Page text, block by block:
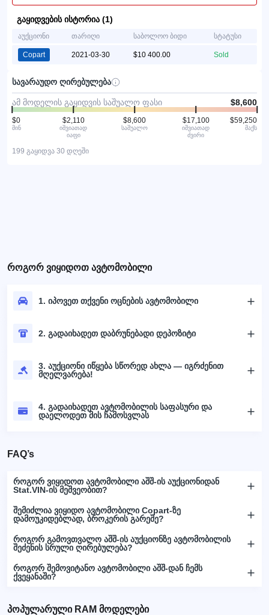
გაყიდვების ისტორია (1)
აუქციონი თარიღი საბოლოო ბიდი სტატუსი
Copart 2021-03-30 $10 400.00 Sold
სავარაუდო ღირებულება
ამ მოდელის გაყიდვის საშუალო ფასი $8,600
$0
მინ
$2,110
იშვიათად
იაფი
$8,600
საშუალო
$17,100
იშვიათად
ძვირი
$59,250
მაქს
199 გაყიდვა 30 დღეში
როგორ ვიყიდოთ ავტომობილი
1. იპოვეთ თქვენი ოცნების ავტომობილი
2. გადაიხადეთ დაბრუნებადი დეპოზიტი
3. აუქციონი იწყება სწორედ ახლა — იგრძენით
მღელვარება!
4. გადაიხადეთ ავტომობილის საფასური და
დაელოდეთ მის ჩამოსვლას
FAQ’s
როგორ ვიყიდოთ ავტომობილი აშშ-ის აუქციონიდან
Stat.VIN-ის მეშვეობით?
შემიძლია ვიყიდო ავტომობილი Copart-ზე
დამოუკიდებლად, ბროკერის გარეშე?
როგორ გამოვთვალო აშშ-ის აუქციონზე ავტომობილის
შეძენის სრული ღირებულება?
როგორ შემოვიტანო ავტომობილი აშშ-დან ჩემს
ქვეყანაში?
პოპულარული RAM მოდელები